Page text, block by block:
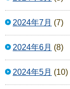
2024年7月 (7)
2024年6月 (8)
2024年5月 (10)